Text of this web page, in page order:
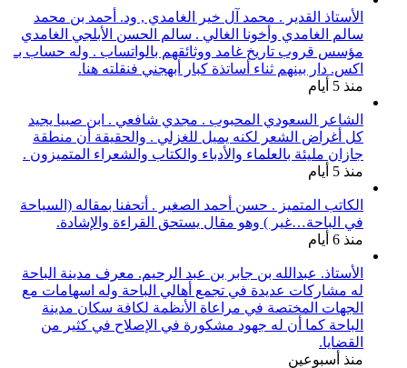
الأستاذ القدير . محمد آل خير الغامدي , ود. أحمد بن محمد
سالم الغامدي وأخونا الغالي . سالم الحسن الأبلجي الغامدي
مؤسس قروب تاريخ غامد ووثائقهم بالواتساب . وله حساب بـ
اكس. دار بينهم ثناء أساتذة كبار أبهجني فنقلته هنا.
منذ 5 أيام
الشاعر السعودي المحبوب . مجدي شافعي . ابن صبيا يجيد
كل أغراض الشعر لكنه يميل للغزلي . والحقيقة أن منطقة
جازان مليئة بالعلماء والأدباء والكتاب والشعراء المتميزون .
منذ 5 أيام
الكاتب المتميز . حسن أحمد الصغير . أتحفنا بمقاله (السياحة
في الباحة…غير ) وهو مقال يستحق القراءة والإشادة.
منذ 6 أيام
الأستاذ. عبدالله بن جابر بن عبد الرحيم. معرف مدينة الباحة
له مشاركات عديدة في تجمع أهالي الباحة وله اسهامات مع
الجهات المختصة في مراعاة الأنظمة لكافة سكان مدينة
الباحة كما أن له جهود مشكورة في الإصلاح في كثير من
القضايا.
منذ أسبوعين